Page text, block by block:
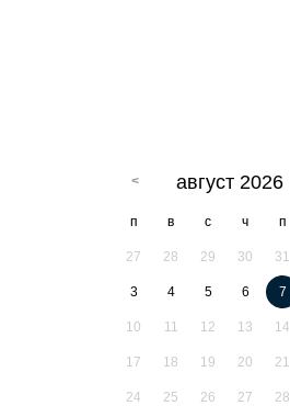
август 2026
п в с ч п
27 28 29 30 31
3 4 5 6 7
10 11 12 13 14
17 18 19 20 21
24 25 26 27 28